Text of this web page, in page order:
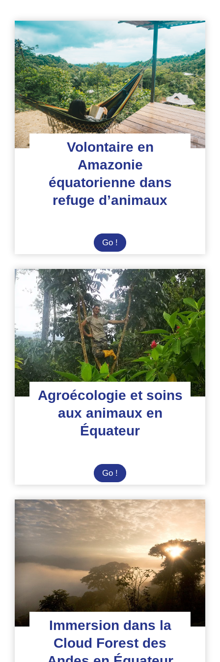
Volontaire en
Amazonie
équatorienne dans
refuge d’animaux
Go ! Volontaire
en
Amazonie
équatorienne
dans
refuge
d’animaux
Agroécologie et soins
aux animaux en
Équateur
Go ! Agroécologie
et
aux
animaux
en
Équateur
Immersion dans la
Cloud Forest des